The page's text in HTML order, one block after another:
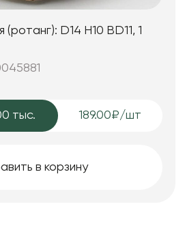
D14 H10 BD11, 1
тыс. 189.00₽/шт
в корзину